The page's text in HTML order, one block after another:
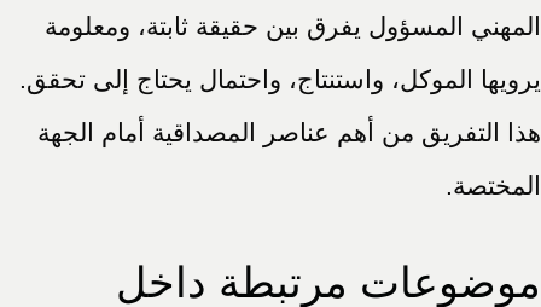
المهني المسؤول يفرق بين حقيقة ثابتة، ومعلومة
يرويها الموكل، واستنتاج، واحتمال يحتاج إلى تحقق.
هذا التفريق من أهم عناصر المصداقية أمام الجهة
المختصة.
موضوعات مرتبطة داخل